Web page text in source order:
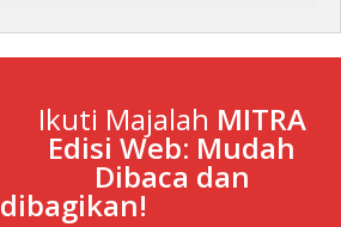
Ikuti Majalah MITRA
Edisi Web: Mudah
Dibaca dan
dibagikan!